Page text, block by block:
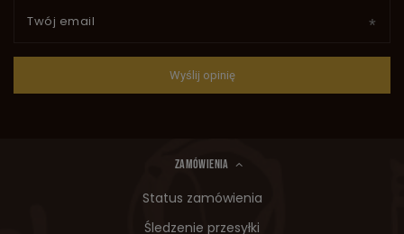
Twój email
Wyślij opinię
ZAMÓWIENIA
Status zamówienia
Śledzenie przesyłki